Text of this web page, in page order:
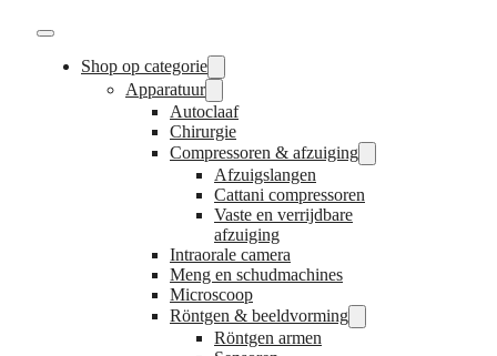
Shop op categorie
Apparatuur
Autoclaaf
Chirurgie
Compressoren & afzuiging
Afzuigslangen
Cattani compressoren
Vaste en verrijdbare
afzuiging
Intraorale camera
Meng en schudmachines
Microscoop
Röntgen & beeldvorming
Röntgen armen